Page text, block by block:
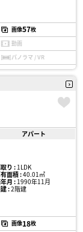
画像57枚
動画
パノラマ / VR
アパート
り :1LDK
面積 :40.01㎡
月 :1990年11月
:2階建
画像18枚